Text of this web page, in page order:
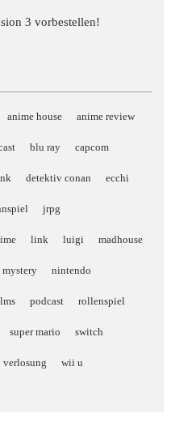
anime house anime review
blu ray capcom
detektiv conan ecchi
jrpg
link luigi madhouse
mystery nintendo
podcast rollenspiel
super mario switch
verlosung wii u